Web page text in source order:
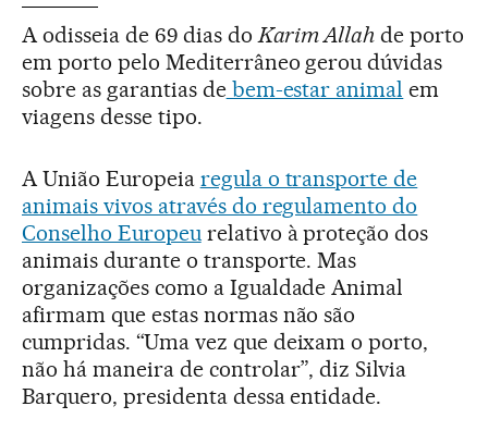
A odisseia de 69 dias doKarim Allah de porto
em porto pelo Mediterrâneo gerou dúvidas
sobre as garantias debem-estar animal em
viagens desse tipo.
A União Europeia regula o transporte de
animais vivos através do regulamento do
Conselho Europeurelativo à proteção dos
animais durante o transporte. Mas
organizações como a Igualdade Animal
afirmam que estas normas não são
cumpridas. “Uma vez que deixam o porto,
não há maneira de controlar”, diz Silvia
Barquero, presidenta dessa entidade.